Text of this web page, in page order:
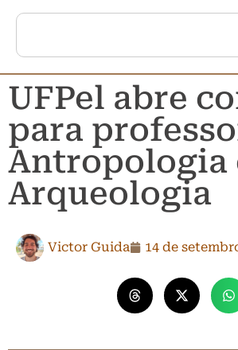
UFPel abre
para
Antropologia
Arqueologia
Victor Guida 14 de